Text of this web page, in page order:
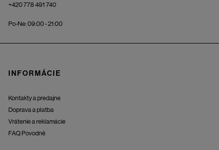
+420 778 491 740
Po-Ne: 09:00 - 21:00
INFORMÁCIE
Kontakty a predajne
Doprava a platba
Vrátenie a reklamácie
FAQ Povodně